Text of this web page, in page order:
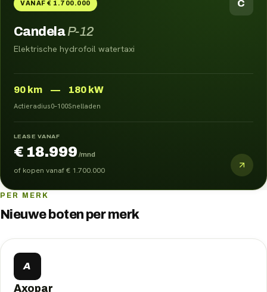
VANAF € 1.700.000 C
CandelaP-12
Elektrische hydrofoil watertaxi
90 km
Actieradius
—
0–100
180 kW
Snelladen
LEASE VANAF
€ 18.999 /mnd
of kopen vanaf€ 1.700.000
PER MERK
Nieuwe boten per merk
A
Axopar